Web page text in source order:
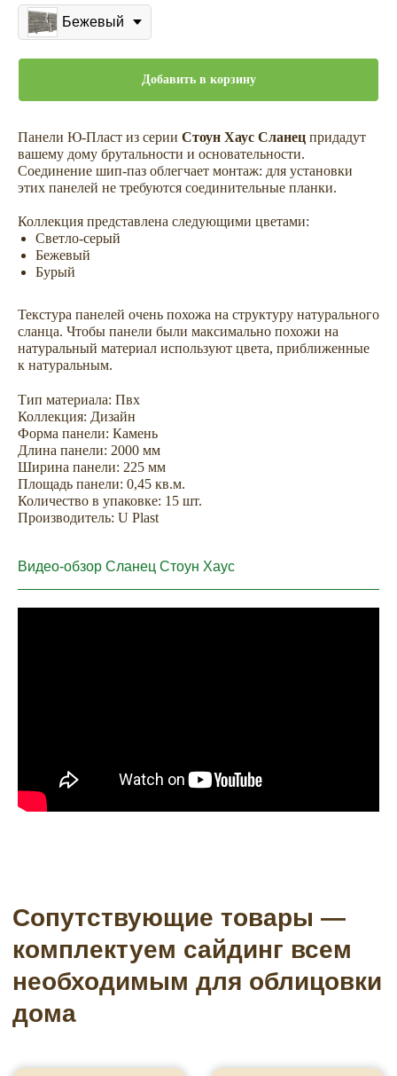
Бежевый
Добавить в корзину
Панели Ю-Пласт из серии Стоун Хаус Сланец придадут
вашему дому брутальности и основательности.
Соединение шип-паз облегчает монтаж: для установки
этих панелей не требуются соединительные планки.
Коллекция представлена следующими цветами:
Светло-серый
Бежевый
Бурый
Текстура панелей очень похожа на структуру натурального
сланца. Чтобы панели были максимально похожи на
натуральный материал используют цвета, приближенные
к натуральным.
Тип материала: Пвх
Коллекция: Дизайн
Форма панели: Камень
Длина панели: 2000 мм
Ширина панели: 225 мм
Площадь панели: 0,45 кв.м.
Количество в упаковке: 15 шт.
Производитель: U Plast
Видео-обзор Сланец Стоун Хаус
Сопутствующие товары —
комплектуем сайдинг всем
необходимым для облицовки
дома
Аксессуары Софиты
Подсистема Пленки